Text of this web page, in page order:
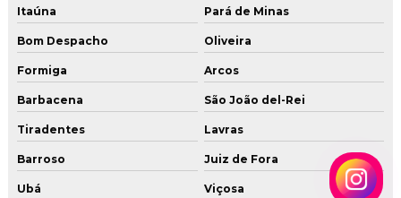
Tubo de cobre para gas preço
Tubulação para gas
Tubulação de gas glp residencial
Tubulação de gas predial
Tubulação para gás residencial
Itaúna Pará de Minas
Bom Despacho Oliveira
Formiga Arcos
Barbacena São João del-Rei
Tiradentes Lavras
Barroso Juiz de Fora
Ubá Viçosa